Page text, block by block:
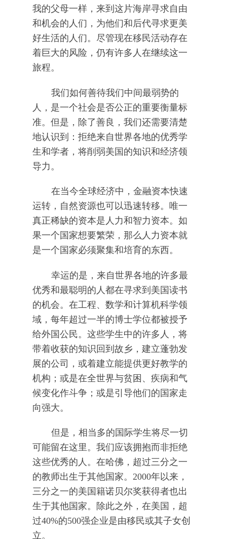
我的父母一样，来到这片海岸寻求自由
和机会的人们，为他们和后代寻求更美
好生活的人们。尽管现在移民活动存在
着巨大的风险，仍有许多人在继续这一
旅程。
我们如何善待我们中间最弱势的
人，是一个社会是否公正的重要衡量标
准。但是，除了善良，我们还需要清楚
地认识到：拒绝来自世界各地的优秀学
生和学者，将削弱美国的知识和经济领
导力。
在当今全球经济中，金融资本快速
运转，自然资源也可以迅速转移。唯一
真正稀缺的资本是人力和智力资本。如
果一个国家想要繁荣，那么人力资本就
是一个国家必须聚集和培育的东西。
幸运的是，来自世界各地的许多最
优秀和最聪明的人都在寻求到美国读书
的机会。在工程、数学和计算机科学领
域，每年超过一半的博士学位都被授予
给外国公民。这些学生中的许多人，将
带着收获的知识回到故乡，建立蓬勃发
展的公司，或着建立能提供更好教学的
机构；或是在全世界与贫困、疾病和气
候变化作斗争；或是引导他们的国家走
向强大。
但是，相当多的国际学生将尽一切
可能留在这里。我们应该拥抱而非拒绝
这些优秀的人。在哈佛，超过三分之一
的教师出生于其他国家。2000年以来，
三分之一的美国籍诺贝尔奖获得者也出
生于其他国家。除此之外，在美国，超
过40%的500强企业是由移民或其子女创
立。